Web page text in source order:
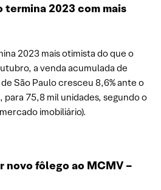
2023 com mais
2023 mais otimista do que o
a venda acumulada de
São Paulo cresceu 8,6% ante o
75,8 mil unidades, segundo o
imobiliário).
novo fôlego ao MCMV –